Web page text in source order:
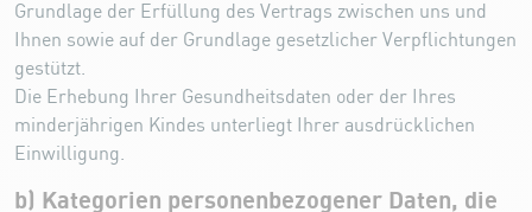
Grundlage der Erfüllung des Vertrags zwischen uns und
Ihnen sowie auf der Grundlage gesetzlicher Verpflichtungen
gestützt.
Die Erhebung Ihrer Gesundheitsdaten oder der Ihres
minderjährigen Kindes unterliegt Ihrer ausdrücklichen
Einwilligung.
b) Kategorien personenbezogener Daten, die